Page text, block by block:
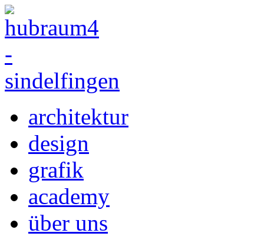
architektur
design
grafik
academy
über uns